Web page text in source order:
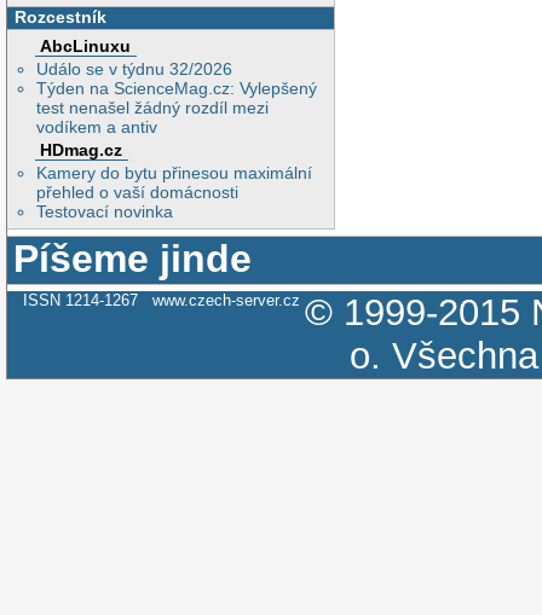
Rozcestník
AbcLinuxu
Událo se v týdnu 32/2026
Týden na ScienceMag.cz: Vylepšený
test nenašel žádný rozdíl mezi
vodíkem a antiv
HDmag.cz
Kamery do bytu přinesou maximální
přehled o vaší domácnosti
Testovací novinka
Píšeme jinde
ISSN 1214-1267 www.czech-server.cz © 1999-2015
o.